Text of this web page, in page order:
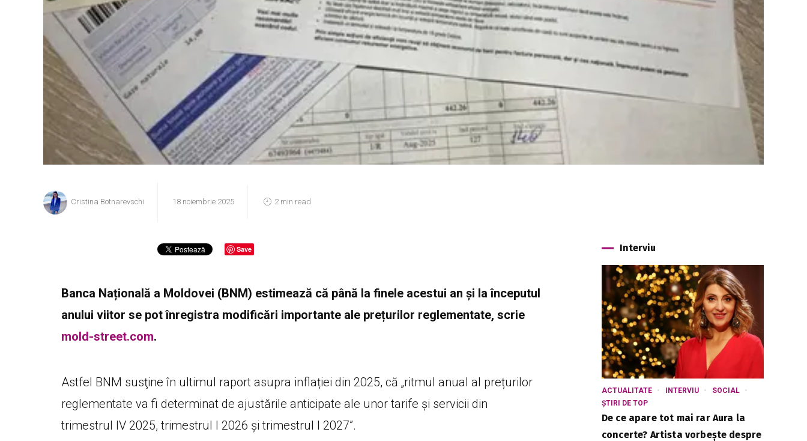
Cristina Botnarevschi 18 noiembrie 2025 2 min read
Save
Banca Națională a Moldovei (BNM) estimează că până la finele acestui an și la începutul
anului viitor se pot înregistra modificări importante ale prețurilor reglementate, scrie
mold-street.com.
Astfel BNM susţine în ultimul raport asupra inflației din 2025, că „ritmul anual al prețurilor
reglementate va fi determinat de ajustările anticipate ale unor tarife și servicii din
trimestrul IV 2025, trimestrul I 2026 și trimestrul I 2027”.
Interviu
ACTUALITATE INTERVIU
SOCIAL
ȘTIRI DE TOP
De ce apare tot mai rar Aura la
concerte? Artista vorbește despre